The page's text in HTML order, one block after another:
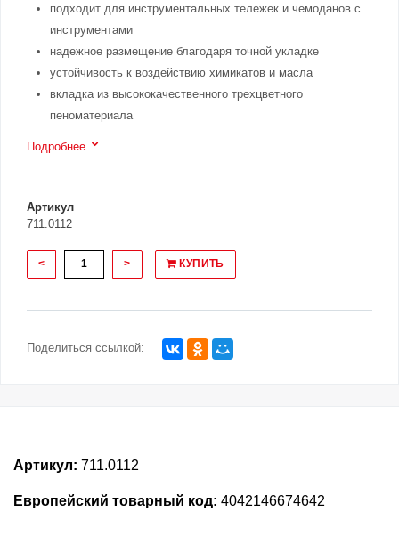
подходит для инструментальных тележек и чемоданов с
инструментами
надежное размещение благодаря точной укладке
устойчивость к воздействию химикатов и масла
вкладка из высококачественного трехцветного
пеноматериала
Подробнее
Артикул
711.0112
< > КУПИТЬ
Поделиться ссылкой:
Артикул: 711.0112
Европейский товарный код: 4042146674642